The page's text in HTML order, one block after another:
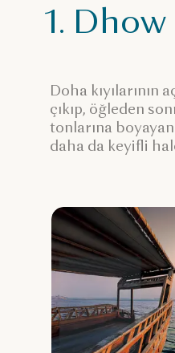
1.
Doha kıyılarının
çıkıp, öğleden
tonlarına
daha da keyifli